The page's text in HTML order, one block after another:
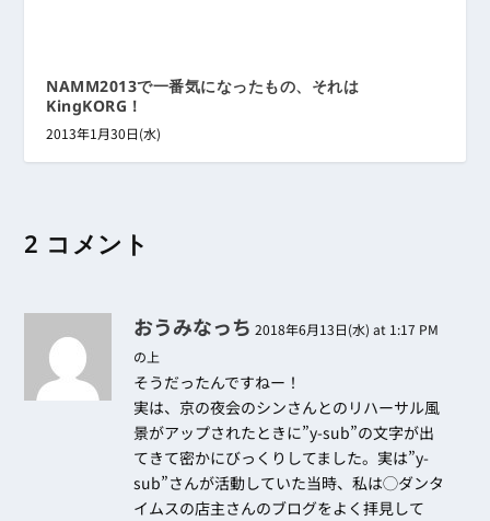
NAMM2013で一番気になったもの、それは
KingKORG！
2013年1月30日(水)
2 コメント
おうみなっち 2018年6月13日(水) at 1:17 PM
の上
そうだったんですねー！
実は、京の夜会のシンさんとのリハーサル風
景がアップされたときに”y-sub”の文字が出
てきて密かにびっくりしてました。実は”y-
sub”さんが活動していた当時、私は◯ダンタ
イムスの店主さんのブログをよく拝見して